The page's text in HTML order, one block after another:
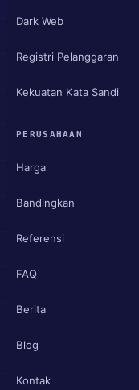
Dark Web
Registri Pelanggaran
Kekuatan Kata Sandi
PERUSAHAAN
Harga
Bandingkan
Referensi
FAQ
Berita
Blog
Kontak